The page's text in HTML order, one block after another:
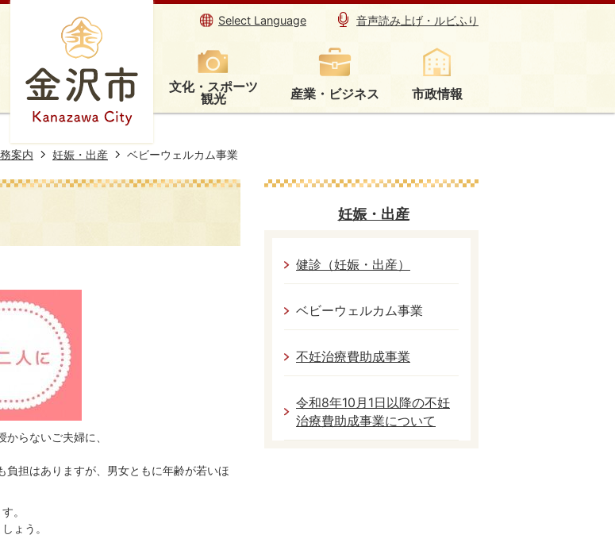
Select Language 音声読み上げ・ルビふり
文化・スポーツ
観光 産業・ビジネス 市政情報
案内 妊娠・出産 ベビーウェルカム事業
らないご夫婦に、
担はありますが、男女ともに年齢が若いほ
。
ょう。
妊娠・出産
健診（妊娠・出産）
ベビーウェルカム事業
不妊治療費助成事業
令和8年10月1日以降の不妊
治療費助成事業について